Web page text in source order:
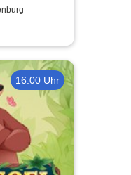
of Film
16:00 Uhr